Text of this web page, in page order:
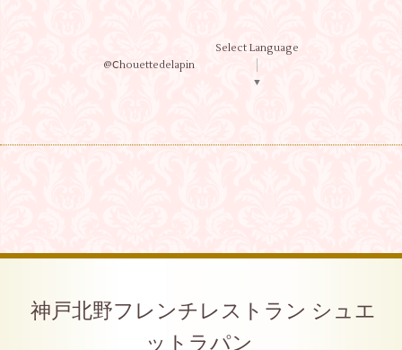
@Ⅽhouettedelapin
Select Language
▼
神戸北野フレンチレストラン シュエ
ットラパン